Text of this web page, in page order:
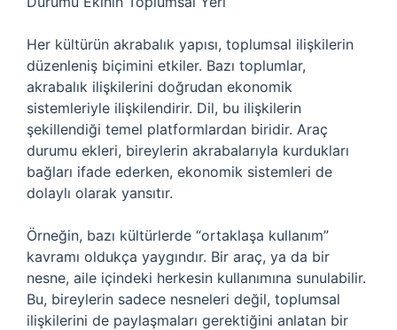
Her kültürün akrabalık yapısı, toplumsal ilişkilerin
düzenleniş biçimini etkiler. Bazı toplumlar,
akrabalık ilişkilerini doğrudan ekonomik
sistemleriyle ilişkilendirir. Dil, bu ilişkilerin
şekillendiği temel platformlardan biridir. Araç
durumu ekleri, bireylerin akrabalarıyla kurdukları
bağları ifade ederken, ekonomik sistemleri de
dolaylı olarak yansıtır.
Örneğin, bazı kültürlerde “ortaklaşa kullanım”
kavramı oldukça yaygındır. Bir araç, ya da bir
nesne, aile içindeki herkesin kullanımına sunulabilir.
Bu, bireylerin sadece nesneleri değil, toplumsal
ilişkilerini de paylaşmaları gerektiğini anlatan bir